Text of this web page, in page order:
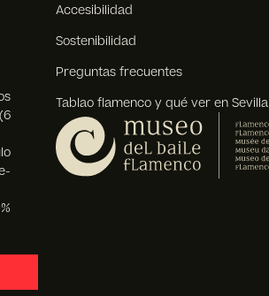
Accesibilidad
Sostenibilidad
Preguntas frecuentes
Tablao flamenco y qué ver en Sevilla